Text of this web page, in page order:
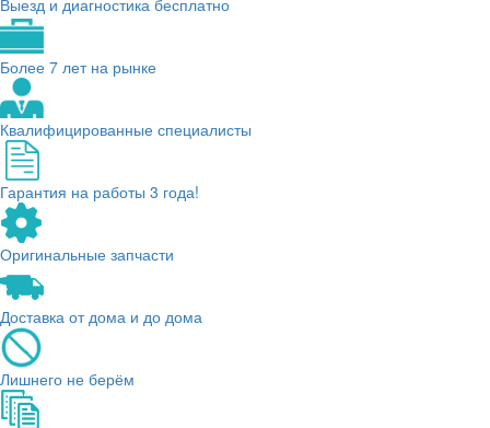
Более 7 лет на рынке
Квалифицированные специалисты
Гарантия на работы 3 года!
Оригинальные запчасти
Доставка от дома и до дома
Лишнего не берём